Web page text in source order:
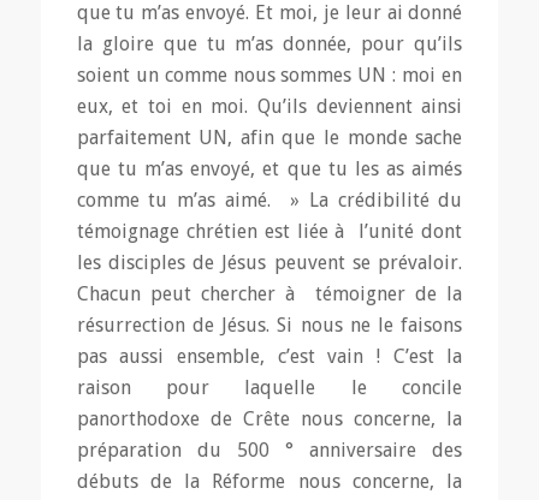
que tu m’as envoyé. Et moi, je leur ai donné
la gloire que tu m’as donnée, pour qu’ils
soient un comme nous sommes UN : moi en
eux, et toi en moi. Qu’ils deviennent ainsi
parfaitement UN, afin que le monde sache
que tu m’as envoyé, et que tu les as aimés
comme tu m’as aimé. » La crédibilité du
témoignage chrétien est liée à l’unité dont
les disciples de Jésus peuvent se prévaloir.
Chacun peut chercher à témoigner de la
résurrection de Jésus. Si nous ne le faisons
pas aussi ensemble, c’est vain ! C’est la
raison pour laquelle le concile
panorthodoxe de Crête nous concerne, la
préparation du 500 ° anniversaire des
débuts de la Réforme nous concerne, la